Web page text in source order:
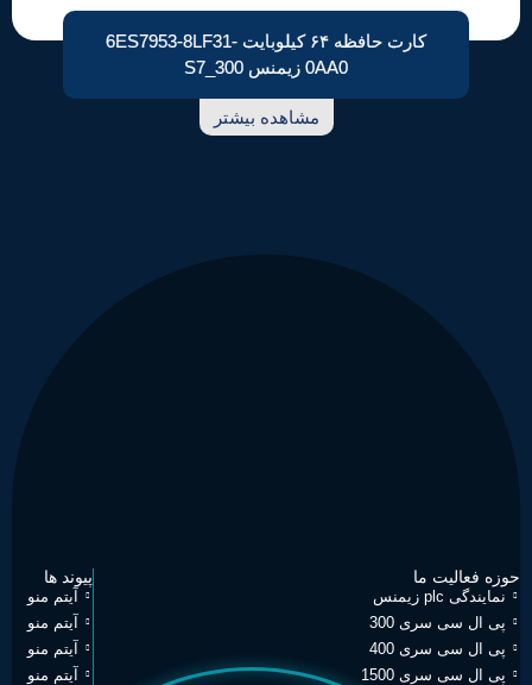
کارت حافظه ۶۴ کیلوبایت 6ES7953-8LF31-
0AA0 زیمنس S7_300
مشاهده بیشتر
حوزه فعالیت ما
نمایندگی plc زیمنس
پی ال سی سری 300
پی ال سی سری 400
پی ال سی سری 1500
پیوند ها
آیتم منو
آیتم منو
آیتم منو
آیتم منو